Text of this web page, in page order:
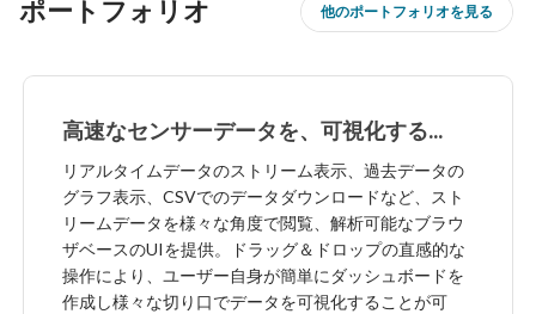
ポートフォリオ 他のポートフォリオを見る
高速なセンサーデータを、可視化する
Webアプリケーション
リアルタイムデータのストリーム表示、過去データの
グラフ表示、CSVでのデータダウンロードなど、スト
リームデータを様々な角度で閲覧、解析可能なブラウ
ザベースのUIを提供。ドラッグ＆ドロップの直感的な
操作により、ユーザー自身が簡単にダッシュボードを
作成し様々な切り口でデータを可視化することが可